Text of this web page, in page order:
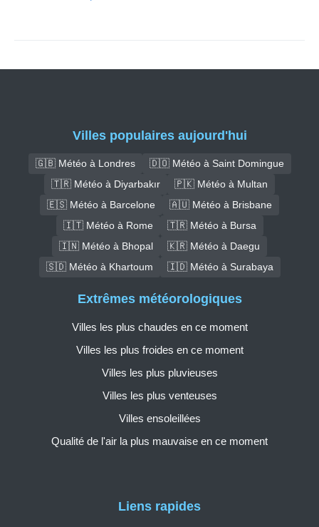
Villes populaires aujourd'hui
🇬🇧 Météo à Londres
🇩🇴 Météo à Saint Domingue
🇹🇷 Météo à Diyarbakır
🇵🇰 Météo à Multan
🇪🇸 Météo à Barcelone
🇦🇺 Météo à Brisbane
🇮🇹 Météo à Rome
🇹🇷 Météo à Bursa
🇮🇳 Météo à Bhopal
🇰🇷 Météo à Daegu
🇸🇩 Météo à Khartoum
🇮🇩 Météo à Surabaya
Liens rapides
Extrêmes météorologiques
Villes les plus chaudes en ce moment
Villes les plus froides en ce moment
Villes les plus pluvieuses
Villes les plus venteuses
Villes ensoleillées
Qualité de l'air la plus mauvaise en ce moment